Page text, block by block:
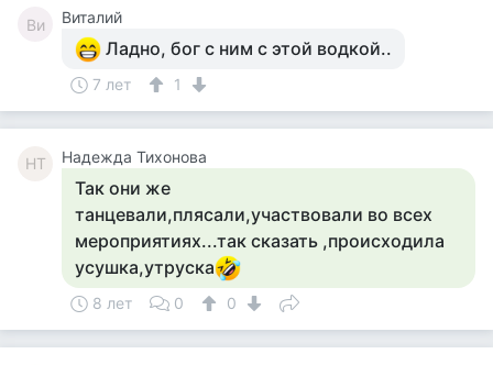
Ви Виталий
Ладно, бог с ним с этой водкой..
7 лет 1
НТ Надежда Тихонова
Так они же
танцевали,плясали,участвовали во всех
мероприятиях...так сказать ,происходила
усушка,утруска
8 лет 0 0